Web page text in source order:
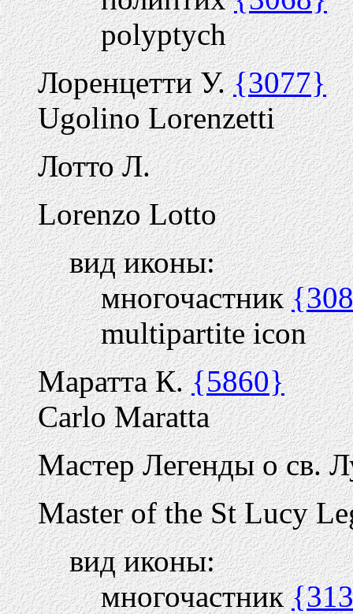
polyptych
Лоренцетти У.{3077}
Ugolino Lorenzetti
Лотто Л.
Lorenzo Lotto
вид иконы:
многочастник
multipartite icon
Маратта К.{5860}
Carlo Maratta
Мастер Легенды о св.
Master of the St Lucy
вид иконы:
многочастник